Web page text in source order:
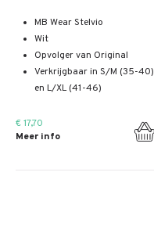
MB Wear Stelvio
Wit
Opvolger van Original
Verkrijgbaar in S/M (35-40)
en L/XL (41-46)
€ 17,70
Meer info